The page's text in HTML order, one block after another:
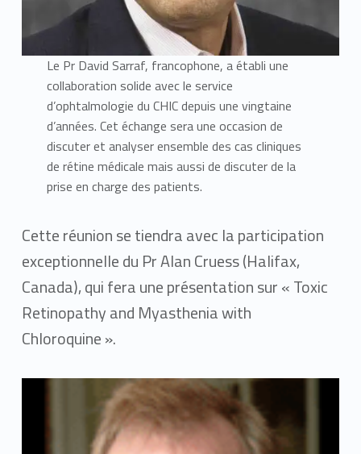
Le Pr David Sarraf, francophone, a établi une
collaboration solide avec le service
d’ophtalmologie du CHIC depuis une vingtaine
d’années. Cet échange sera une occasion de
discuter et analyser ensemble des cas cliniques
de rétine médicale mais aussi de discuter de la
prise en charge des patients.
Cette réunion se tiendra avec la participation
exceptionnelle du Pr Alan Cruess (Halifax,
Canada), qui fera une présentation sur « Toxic
Retinopathy and Myasthenia with
Chloroquine ».